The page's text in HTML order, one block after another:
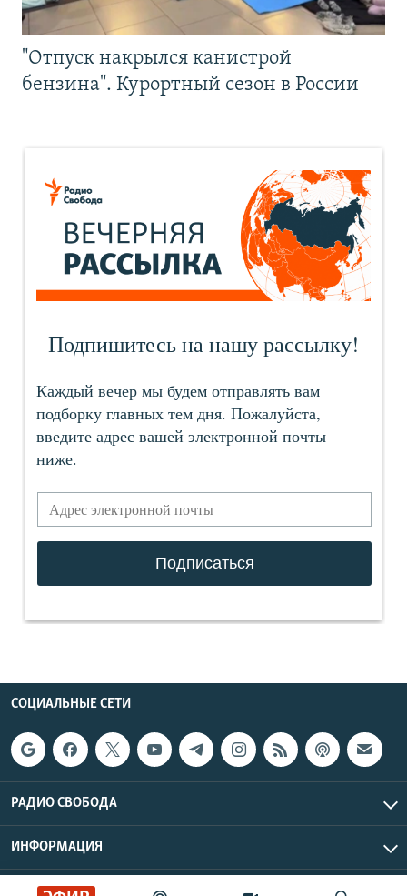
"Отпуск накрылся канистрой
бензина". Курортный сезон в России
СОЦИАЛЬНЫЕ СЕТИ
РАДИО СВОБОДА
ИНФОРМАЦИЯ